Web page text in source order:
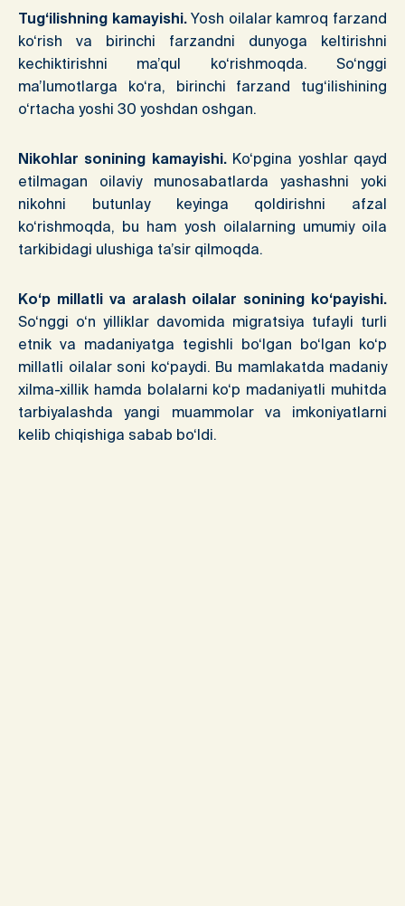
Tug‘ilishning kamayishi.Yosh oilalar kamroq farzand
ko‘rish va birinchi farzandni dunyoga keltirishni
kechiktirishni ma’qul ko‘rishmoqda. So‘nggi
ma’lumotlarga ko‘ra, birinchi farzand tug‘ilishining
o‘rtacha yoshi 30 yoshdan oshgan.
Nikohlar sonining kamayishi.Ko‘pgina yoshlar qayd
etilmagan oilaviy munosabatlarda yashashni yoki
nikohni butunlay keyinga qoldirishni afzal
ko‘rishmoqda, bu ham yosh oilalarning umumiy oila
tarkibidagi ulushiga ta’sir qilmoqda.
Ko‘p millatli va aralash oilalar sonining ko‘payishi.
So‘nggi o‘n yilliklar davomida migratsiya tufayli turli
etnik va madaniyatga tegishli bo‘lgan bo‘lgan ko‘p
millatli oilalar soni ko‘paydi. Bu mamlakatda madaniy
xilma-xillik hamda bolalarni ko‘p madaniyatli muhitda
tarbiyalashda yangi muammolar va imkoniyatlarni
kelib chiqishiga sabab bo‘ldi.